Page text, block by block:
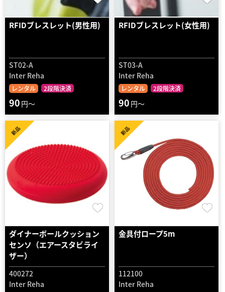
RFIDブレスレット(男性用)
ST02-A
Inter Reha
レンタル 2段階決済
90 円～
RFIDブレスレット(女性用)
ST03-A
Inter Reha
レンタル 2段階決済
90 円～
ダイナーボールクッション
センソ（エアースタビライ
ザー）
400272
Inter Reha
新品
金具付ロープ5m
112100
Inter Reha
新品